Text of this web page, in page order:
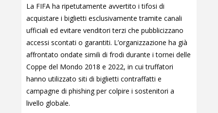
La FIFA ha ripetutamente avvertito i tifosi di
acquistare i biglietti esclusivamente tramite canali
ufficiali ed evitare venditori terzi che pubblicizzano
accessi scontati o garantiti. L’organizzazione ha già
affrontato ondate simili di frodi durante i tornei delle
Coppe del Mondo 2018 e 2022, in cui truffatori
hanno utilizzato siti di biglietti contraffatti e
campagne di phishing per colpire i sostenitori a
livello globale.